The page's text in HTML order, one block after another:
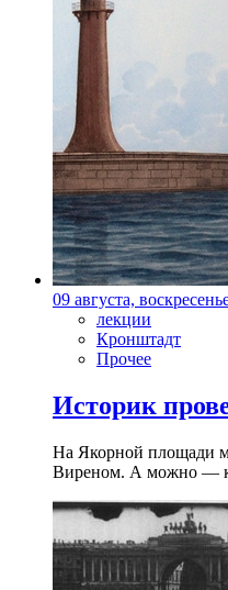
09 августа,
лекции
Кронштадт
Прочее
Историк
На Якорной площади
Виреном. А можно —